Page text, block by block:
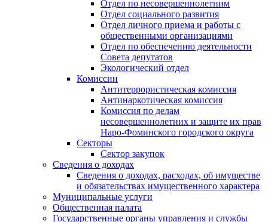
Отдел по несовершеннолетним
Отдел социального развития
Отдел личного приема и работы с
общественными организациями
Отдел по обеспечению деятельности
Совета депутатов
Экологический отдел
Комиссии
Антитеррористическая комиссия
Антинаркотическая комиссия
Комиссия по делам
несовершеннолетних и защите их прав
Наро-Фоминского городского округа
Секторы
Сектор закупок
Сведения о доходах
Сведения о доходах, расходах, об имуществе
и обязательствах имущественного характера
Муниципальные услуги
Общественная палата
Государственные органы управления и службы